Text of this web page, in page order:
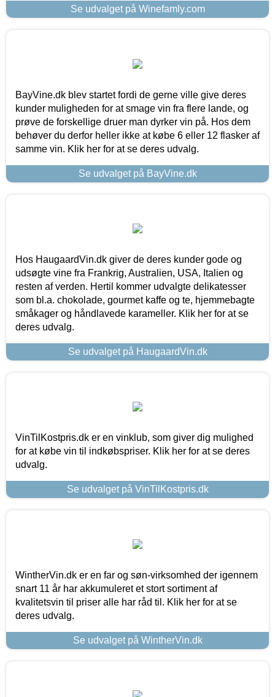
Se udvalget på Winefamly.com
BayVine.dk blev startet fordi de gerne ville give deres
kunder muligheden for at smage vin fra flere lande, og
prøve de forskellige druer man dyrker vin på. Hos dem
behøver du derfor heller ikke at købe 6 eller 12 flasker af
samme vin. Klik her for at se deres udvalg.
Se udvalget på BayVine.dk
Hos HaugaardVin.dk giver de deres kunder gode og
udsøgte vine fra Frankrig, Australien, USA, Italien og
resten af verden. Hertil kommer udvalgte delikatesser
som bl.a. chokolade, gourmet kaffe og te, hjemmebagte
småkager og håndlavede karameller. Klik her for at se
deres udvalg.
Se udvalget på HaugaardVin.dk
VinTilKostpris.dk er en vinklub, som giver dig mulighed
for at købe vin til indkøbspriser. Klik her for at se deres
udvalg.
Se udvalget på VinTilKostpris.dk
WintherVin.dk er en far og søn-virksomhed der igennem
snart 11 år har akkumuleret et stort sortiment af
kvalitetsvin til priser alle har råd til. Klik her for at se
deres udvalg.
Se udvalget på WintherVin.dk